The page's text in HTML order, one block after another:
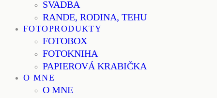
SVADBA
RANDE, RODINA, TEHU
FOTOPRODUKTY
FOTOBOX
FOTOKNIHA
PAPIEROVÁ KRABIČKA
O MNE
O MNE